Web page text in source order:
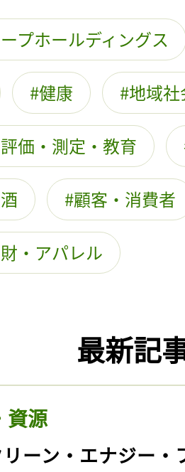
プホールディングス
健康 地域
価・測定・教育
顧客・消費者
・アパレル
最新記
資源
リーン・エナジー・